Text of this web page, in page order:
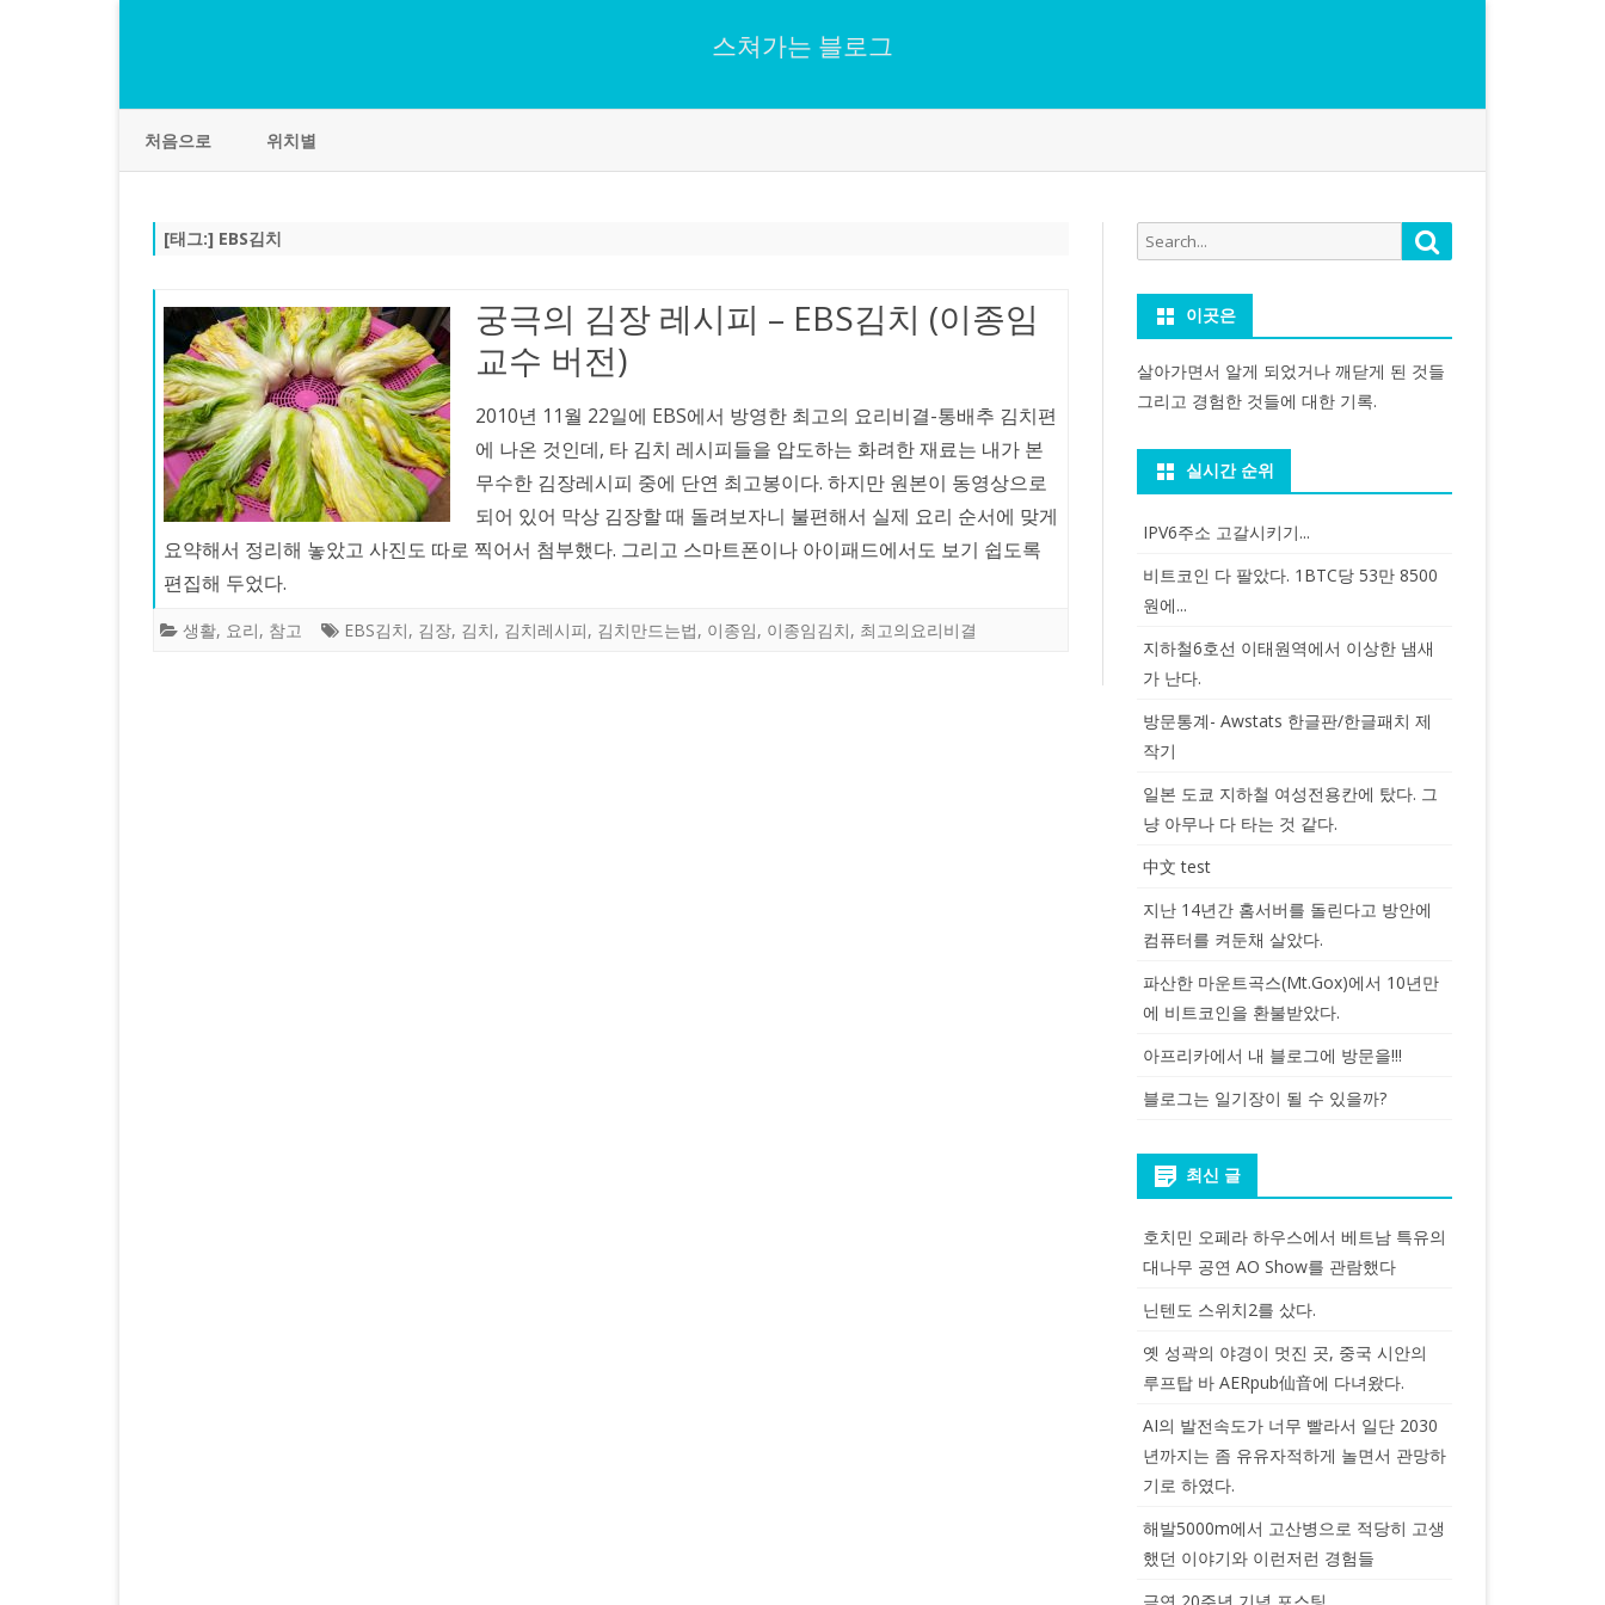
스쳐가는 블로그
처음으로 위치별
[태그:] EBS김치
궁극의 김장 레시피 – EBS김치 (이종임
교수 버전)
2010년 11월 22일에 EBS에서 방영한 최고의 요리비결-통배추 김치편
에 나온 것인데, 타 김치 레시피들을 압도하는 화려한 재료는 내가 본
무수한 김장레시피 중에 단연 최고봉이다. 하지만 원본이 동영상으로
되어 있어 막상 김장할 때 돌려보자니 불편해서 실제 요리 순서에 맞게
요약해서 정리해 놓았고 사진도 따로 찍어서 첨부했다. 그리고 스마트폰이나 아이패드에서도 보기 쉽도록
편집해 두었다.
생활, 요리, 참고 EBS김치, 김장, 김치, 김치레시피, 김치만드는법, 이종임, 이종임김치, 최고의요리비결
Search
for:
이곳은
살아가면서 알게 되었거나 깨닫게 된 것들
그리고 경험한 것들에 대한 기록.
실시간 순위
IPV6주소 고갈시키기...
비트코인 다 팔았다. 1BTC당 53만 8500
원에...
지하철6호선 이태원역에서 이상한 냄새
가 난다.
방문통계- Awstats 한글판/한글패치 제
작기
일본 도쿄 지하철 여성전용칸에 탔다. 그
냥 아무나 다 타는 것 같다.
中文 test
지난 14년간 홈서버를 돌린다고 방안에
컴퓨터를 켜둔채 살았다.
파산한 마운트곡스(Mt.Gox)에서 10년만
에 비트코인을 환불받았다.
아프리카에서 내 블로그에 방문을!!!
블로그는 일기장이 될 수 있을까?
최신 글
호치민 오페라 하우스에서 베트남 특유의
대나무 공연 AO Show를 관람했다
닌텐도 스위치2를 샀다.
옛 성곽의 야경이 멋진 곳, 중국 시안의
루프탑 바 AERpub仙音에 다녀왔다.
AI의 발전속도가 너무 빨라서 일단 2030
년까지는 좀 유유자적하게 놀면서 관망하
기로 하였다.
해발5000m에서 고산병으로 적당히 고생
했던 이야기와 이런저런 경험들